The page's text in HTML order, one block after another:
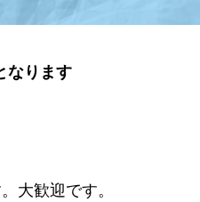
なります
大歓迎です。